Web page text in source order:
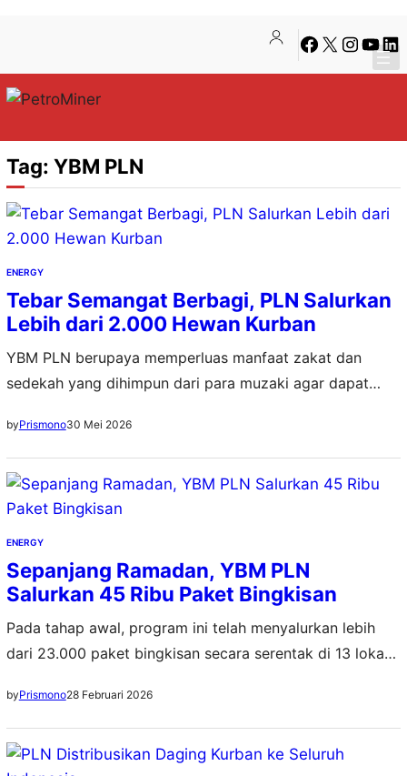
konten
content
Facebook
X Instagram
Tag: YBM PLN
ENERGY
Tebar Semangat Berbagi, PLN Salurkan
Lebih dari 2.000 Hewan Kurban
YBM PLN berupaya memperluas manfaat zakat dan
sedekah yang dihimpun dari para muzaki agar dapat
byPrismono30 Mei 2026
ENERGY
Sepanjang Ramadan, YBM PLN
Salurkan 45 Ribu Paket Bingkisan
Pada tahap awal, program ini telah menyalurkan lebih
dari 23.000 paket bingkisan secara serentak di 13 lokasi
byPrismono28 Februari 2026